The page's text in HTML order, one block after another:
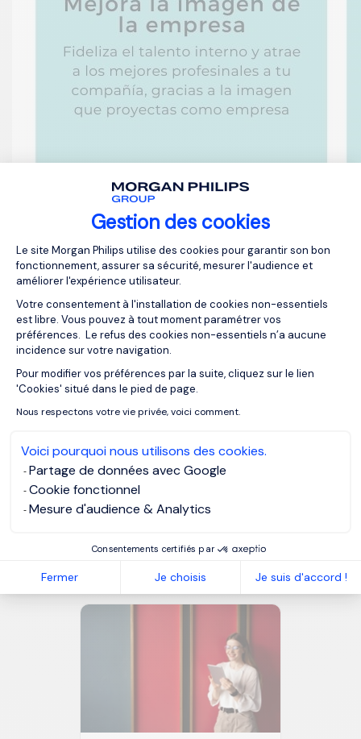
Gestion des cookies
Plateforme de Gestion du
Le site Morgan Philips utilise des cookies pour garantir son bon
fonctionnement, assurer sa sécurité, mesurer l'audience et
améliorer l'expérience utilisateur.
Votre consentement à l'installation de cookies non-essentiels
est libre. Vous pouvez à tout moment paramétrer vos
préférences. Le refus des cookies non-essentiels n’a aucune
incidence sur votre navigation.
Pour modifier vos préférences par la suite, cliquez sur le lien
'Cookies' situé dans le pied de page.
Nous respectons votre vie privée, voici comment.
Voici pourquoi nous utilisons des cookies.
Partage de données avec Google
Cookie fonctionnel
Mesure d'audience & Analytics
Consentements certifiés par
Fermer Je choisis Je suis d'accord !
Axeptio consent
MORGAN PHILIPS TALENT CONSULTING
Artículos relacionados